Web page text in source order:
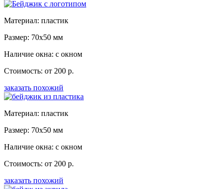
Материал: пластик
Размер: 70x50 мм
Наличие окна: с окном
Стоимость: от 200 р.
заказать похожий
Материал: пластик
Размер: 70x50 мм
Наличие окна: с окном
Стоимость: от 200 р.
заказать похожий